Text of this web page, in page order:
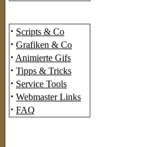
· Scripts & Co
· Grafiken & Co
· Animierte Gifs
· Tipps & Tricks
· Service Tools
· Webmaster Links
· FAQ